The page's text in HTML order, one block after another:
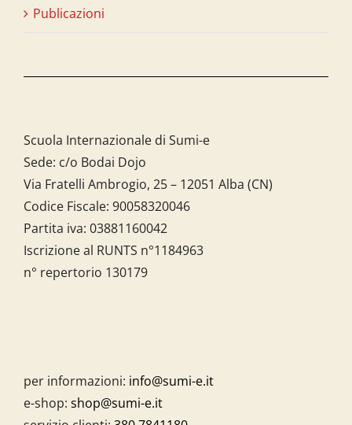
Publicazioni
Scuola Internazionale di Sumi-e
Sede: c/o Bodai Dojo
Via Fratelli Ambrogio, 25 – 12051 Alba (CN)
Codice Fiscale: 90058320046
Partita iva: 03881160042
Iscrizione al RUNTS n°1184963
n° repertorio 130179
per informazioni: info@sumi-e.it
e-shop: shop@sumi-e.it